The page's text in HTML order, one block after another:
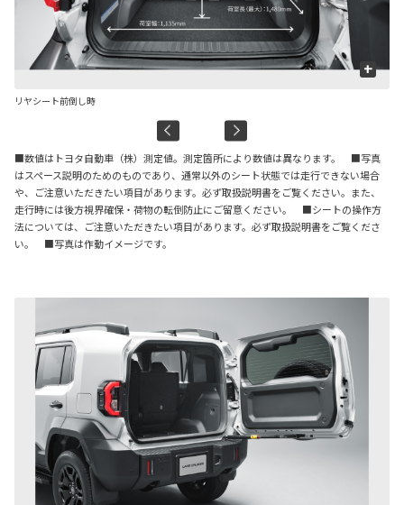
+
リヤシート前倒し時
■数値はトヨタ自動車（株）測定値。測定箇所により数値は異なります。 ■写真
はスペース説明のためのものであり、通常以外のシート状態では走行できない場合
や、ご注意いただきたい項目があります。必ず取扱説明書をご覧ください。また、
走行時には後方視界確保・荷物の転倒防止にご留意ください。 ■シートの操作方
法については、ご注意いただきたい項目があります。必ず取扱説明書をご覧くださ
い。 ■写真は作動イメージです。